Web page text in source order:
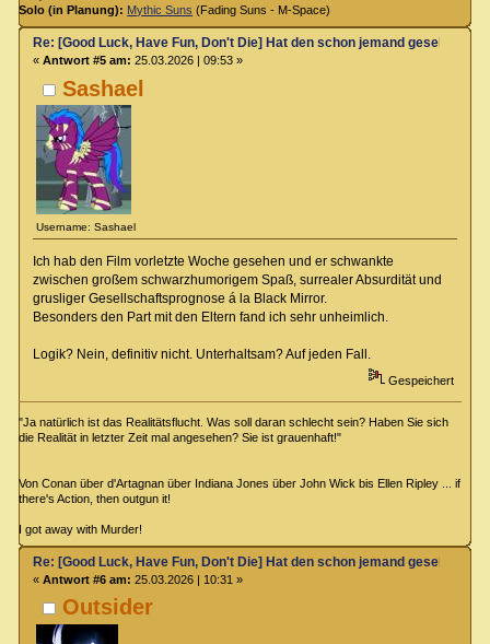
Solo (in Planung): Mythic Suns (Fading Suns - M-Space)
Sashael
Username: Sashael
Re: [Good Luck, Have Fun, Don't Die] Hat den schon jemand gesehen?
« Antwort #5 am: 25.03.2026 | 09:53 »
Ich hab den Film vorletzte Woche gesehen und er schwankte
zwischen großem schwarzhumorigem Spaß, surrealer Absurdität und
grusliger Gesellschaftsprognose á la Black Mirror.
Besonders den Part mit den Eltern fand ich sehr unheimlich.
Logik? Nein, definitiv nicht. Unterhaltsam? Auf jeden Fall.
Gespeichert
"Ja natürlich ist das Realitätsflucht. Was soll daran schlecht sein? Haben Sie sich
die Realität in letzter Zeit mal angesehen? Sie ist grauenhaft!"
Von Conan über d'Artagnan über Indiana Jones über John Wick bis Ellen Ripley ... if
there's Action, then outgun it!
I got away with Murder!
Outsider
Re: [Good Luck, Have Fun, Don't Die] Hat den schon jemand gesehen?
« Antwort #6 am: 25.03.2026 | 10:31 »